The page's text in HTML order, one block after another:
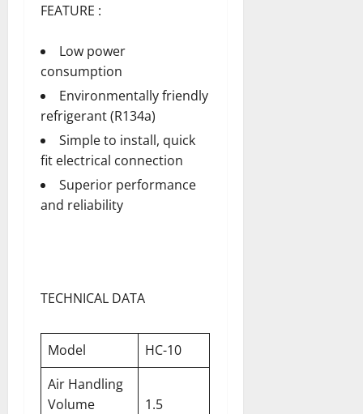
FEATURE :
Low power
consumption
Environmentally friendly
refrigerant (R134a)
Simple to install, quick
fit electrical connection
Superior performance
and reliability
TECHNICAL DATA
Model
HC-10
Air Handling
Volume
1.5